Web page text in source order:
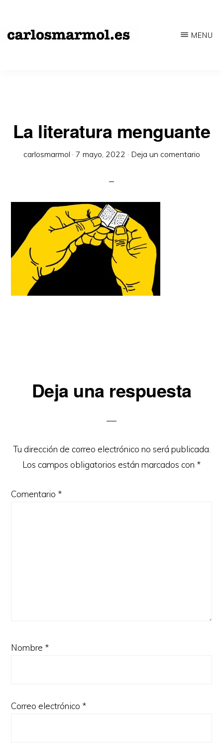
contenido
'underground'
Edición
MENU
La literatura menguante
carlosmarmol · 7 mayo, 2022 · Deja un comentario
Interacciones
lectores
Deja una respuesta
Tu dirección de correo electrónico no será publicada.
Los campos obligatorios están marcados con *
Comentario *
Nombre *
Correo electrónico *